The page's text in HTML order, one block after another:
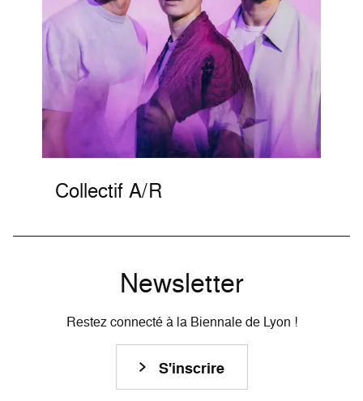
Collectif A/R
Newsletter
Restez connecté à la Biennale de Lyon !
S'inscrire